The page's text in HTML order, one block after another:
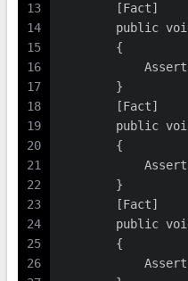
13
14
15
16
17
18
19
20
21
22
23
24
25
26
        [Fact]
public
        {
        }
        [Fact]
public
        {
        }
        [Fact]
public
        {